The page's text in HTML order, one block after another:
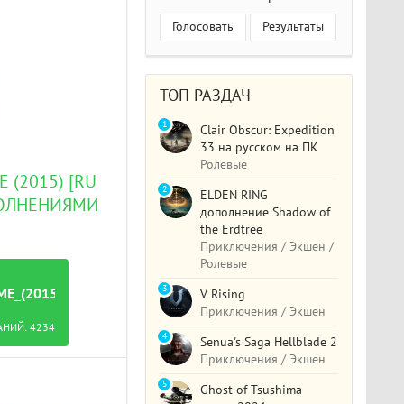
(2015) [RU
4234
Голосовать Результаты
ТОП РАЗДАЧ
Clair Obscur: Expedition
33 на русском на ПК
Ролевые
1
ELDEN RING
дополнение Shadow of
the Erdtree
Приключения / Экшен /
Ролевые
2
V Rising
Приключения / Экшен
3
Senua's Saga Hellblade 2
Приключения / Экшен
4
Ghost of Tsushima
5